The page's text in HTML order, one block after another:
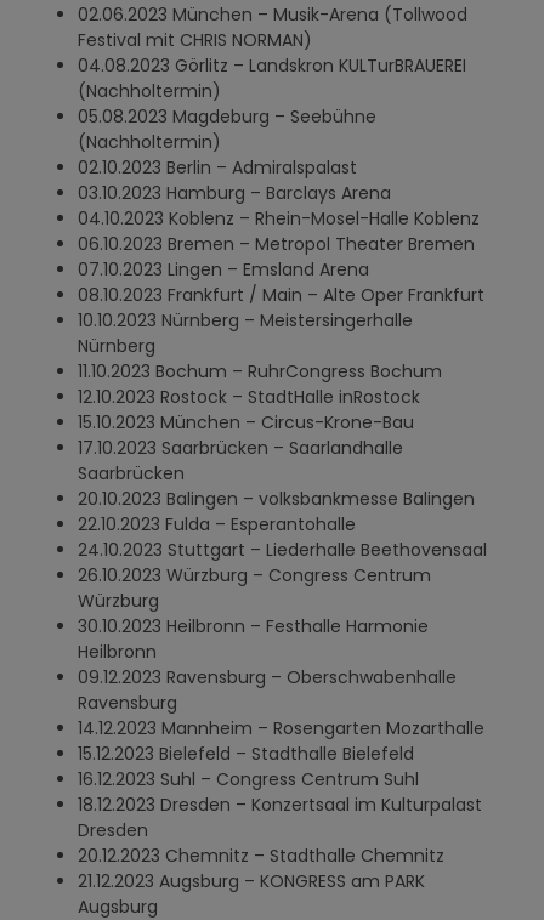
02.06.2023 München – Musik-Arena (Tollwood
Festival mit CHRIS NORMAN)
04.08.2023 Görlitz – Landskron KULTurBRAUEREI
(Nachholtermin)
05.08.2023 Magdeburg – Seebühne
(Nachholtermin)
02.10.2023 Berlin – Admiralspalast
03.10.2023 Hamburg – Barclays Arena
04.10.2023 Koblenz – Rhein-Mosel-Halle Koblenz
06.10.2023 Bremen – Metropol Theater Bremen
07.10.2023 Lingen – Emsland Arena
08.10.2023 Frankfurt / Main – Alte Oper Frankfurt
10.10.2023 Nürnberg – Meistersingerhalle
Nürnberg
11.10.2023 Bochum – RuhrCongress Bochum
12.10.2023 Rostock – StadtHalle inRostock
15.10.2023 München – Circus-Krone-Bau
17.10.2023 Saarbrücken – Saarlandhalle
Saarbrücken
20.10.2023 Balingen – volksbankmesse Balingen
22.10.2023 Fulda – Esperantohalle
24.10.2023 Stuttgart – Liederhalle Beethovensaal
26.10.2023 Würzburg – Congress Centrum
Würzburg
30.10.2023 Heilbronn – Festhalle Harmonie
Heilbronn
09.12.2023 Ravensburg – Oberschwabenhalle
Ravensburg
14.12.2023 Mannheim – Rosengarten Mozarthalle
15.12.2023 Bielefeld – Stadthalle Bielefeld
16.12.2023 Suhl – Congress Centrum Suhl
18.12.2023 Dresden – Konzertsaal im Kulturpalast
Dresden
20.12.2023 Chemnitz – Stadthalle Chemnitz
21.12.2023 Augsburg – KONGRESS am PARK
Augsburg